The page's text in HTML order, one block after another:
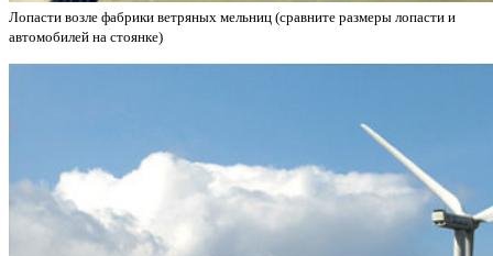
Лопасти возле фабрики ветряных мельниц (сравните размеры лопасти и
автомобилей на стоянке)